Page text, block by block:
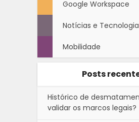
Google Workspace
Notícias e Tecnologia
Mobilidade
Posts
Histórico de
validar os marcos legais?